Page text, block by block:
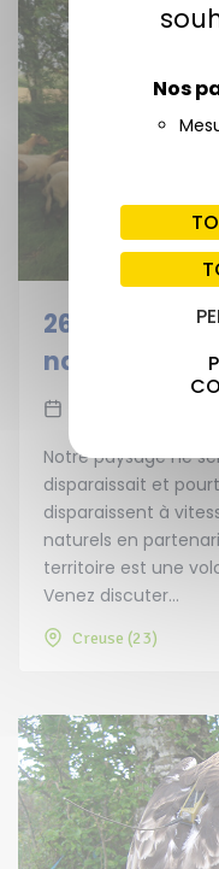
Nos
26/08/2026
naturels (23)
Notre paysage ne
disparaissait et
disparaissent à
naturels en
territoire est une
Venez discuter...
Creuse (23)